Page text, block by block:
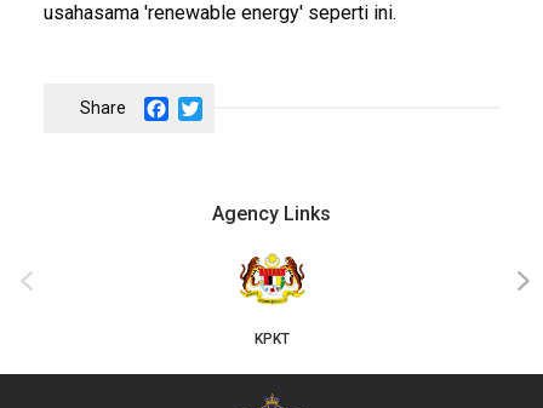
usahasama 'renewable energy' seperti ini.
Facebook
Agency Links
KPKT
‹ ›